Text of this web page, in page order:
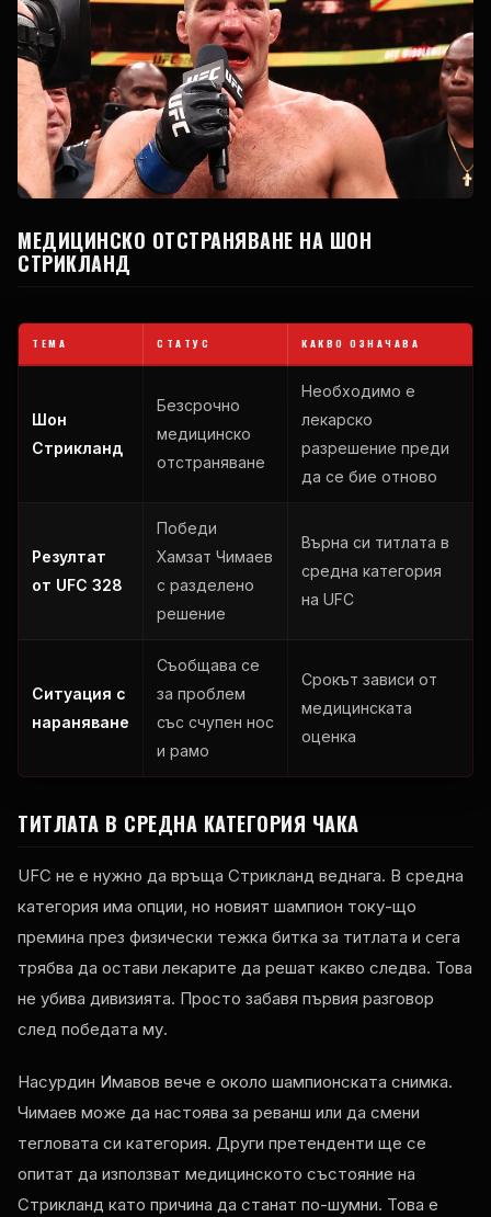
МЕДИЦИНСКО ОТСТРАНЯВАНЕ НА ШОН
СТРИКЛАНД
ТЕМА СТАТУС КАКВО ОЗНАЧАВА
Шон
Стрикланд
Безсрочно
медицинско
отстраняване
Необходимо е
лекарско
разрешение преди
да се бие отново
Резултат
от UFC 328
Победи
Хамзат Чимаев
с разделено
решение
Върна си титлата в
средна категория
на UFC
Ситуация с
нараняване
Съобщава се
за проблем
със счупен нос
и рамо
Срокът зависи от
медицинската
оценка
ТИТЛАТА В СРЕДНА КАТЕГОРИЯ ЧАКА
UFC не е нужно да връща Стрикланд веднага. В средна
категория има опции, но новият шампион току-що
премина през физически тежка битка за титлата и сега
трябва да остави лекарите да решат какво следва. Това
не убива дивизията. Просто забавя първия разговор
след победата му.
Насурдин Имавов вече е около шампионската снимка.
Чимаев може да настоява за реванш или да смени
тегловата си категория. Други претенденти ще се
опитат да използват медицинското състояние на
Стрикланд като причина да станат по-шумни. Това е